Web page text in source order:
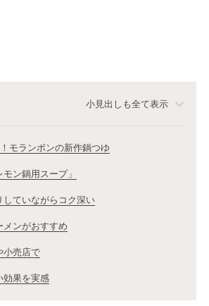
小見出しも全て表示
モランボンの新作鍋つゆ
ン鍋用スープ」
していながらコク深い
メンがおすすめ
小売店で
効果を実感